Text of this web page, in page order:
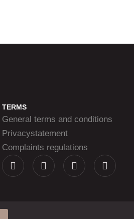
TERMS
General terms and conditions
Privacystatement
Complaints regulations